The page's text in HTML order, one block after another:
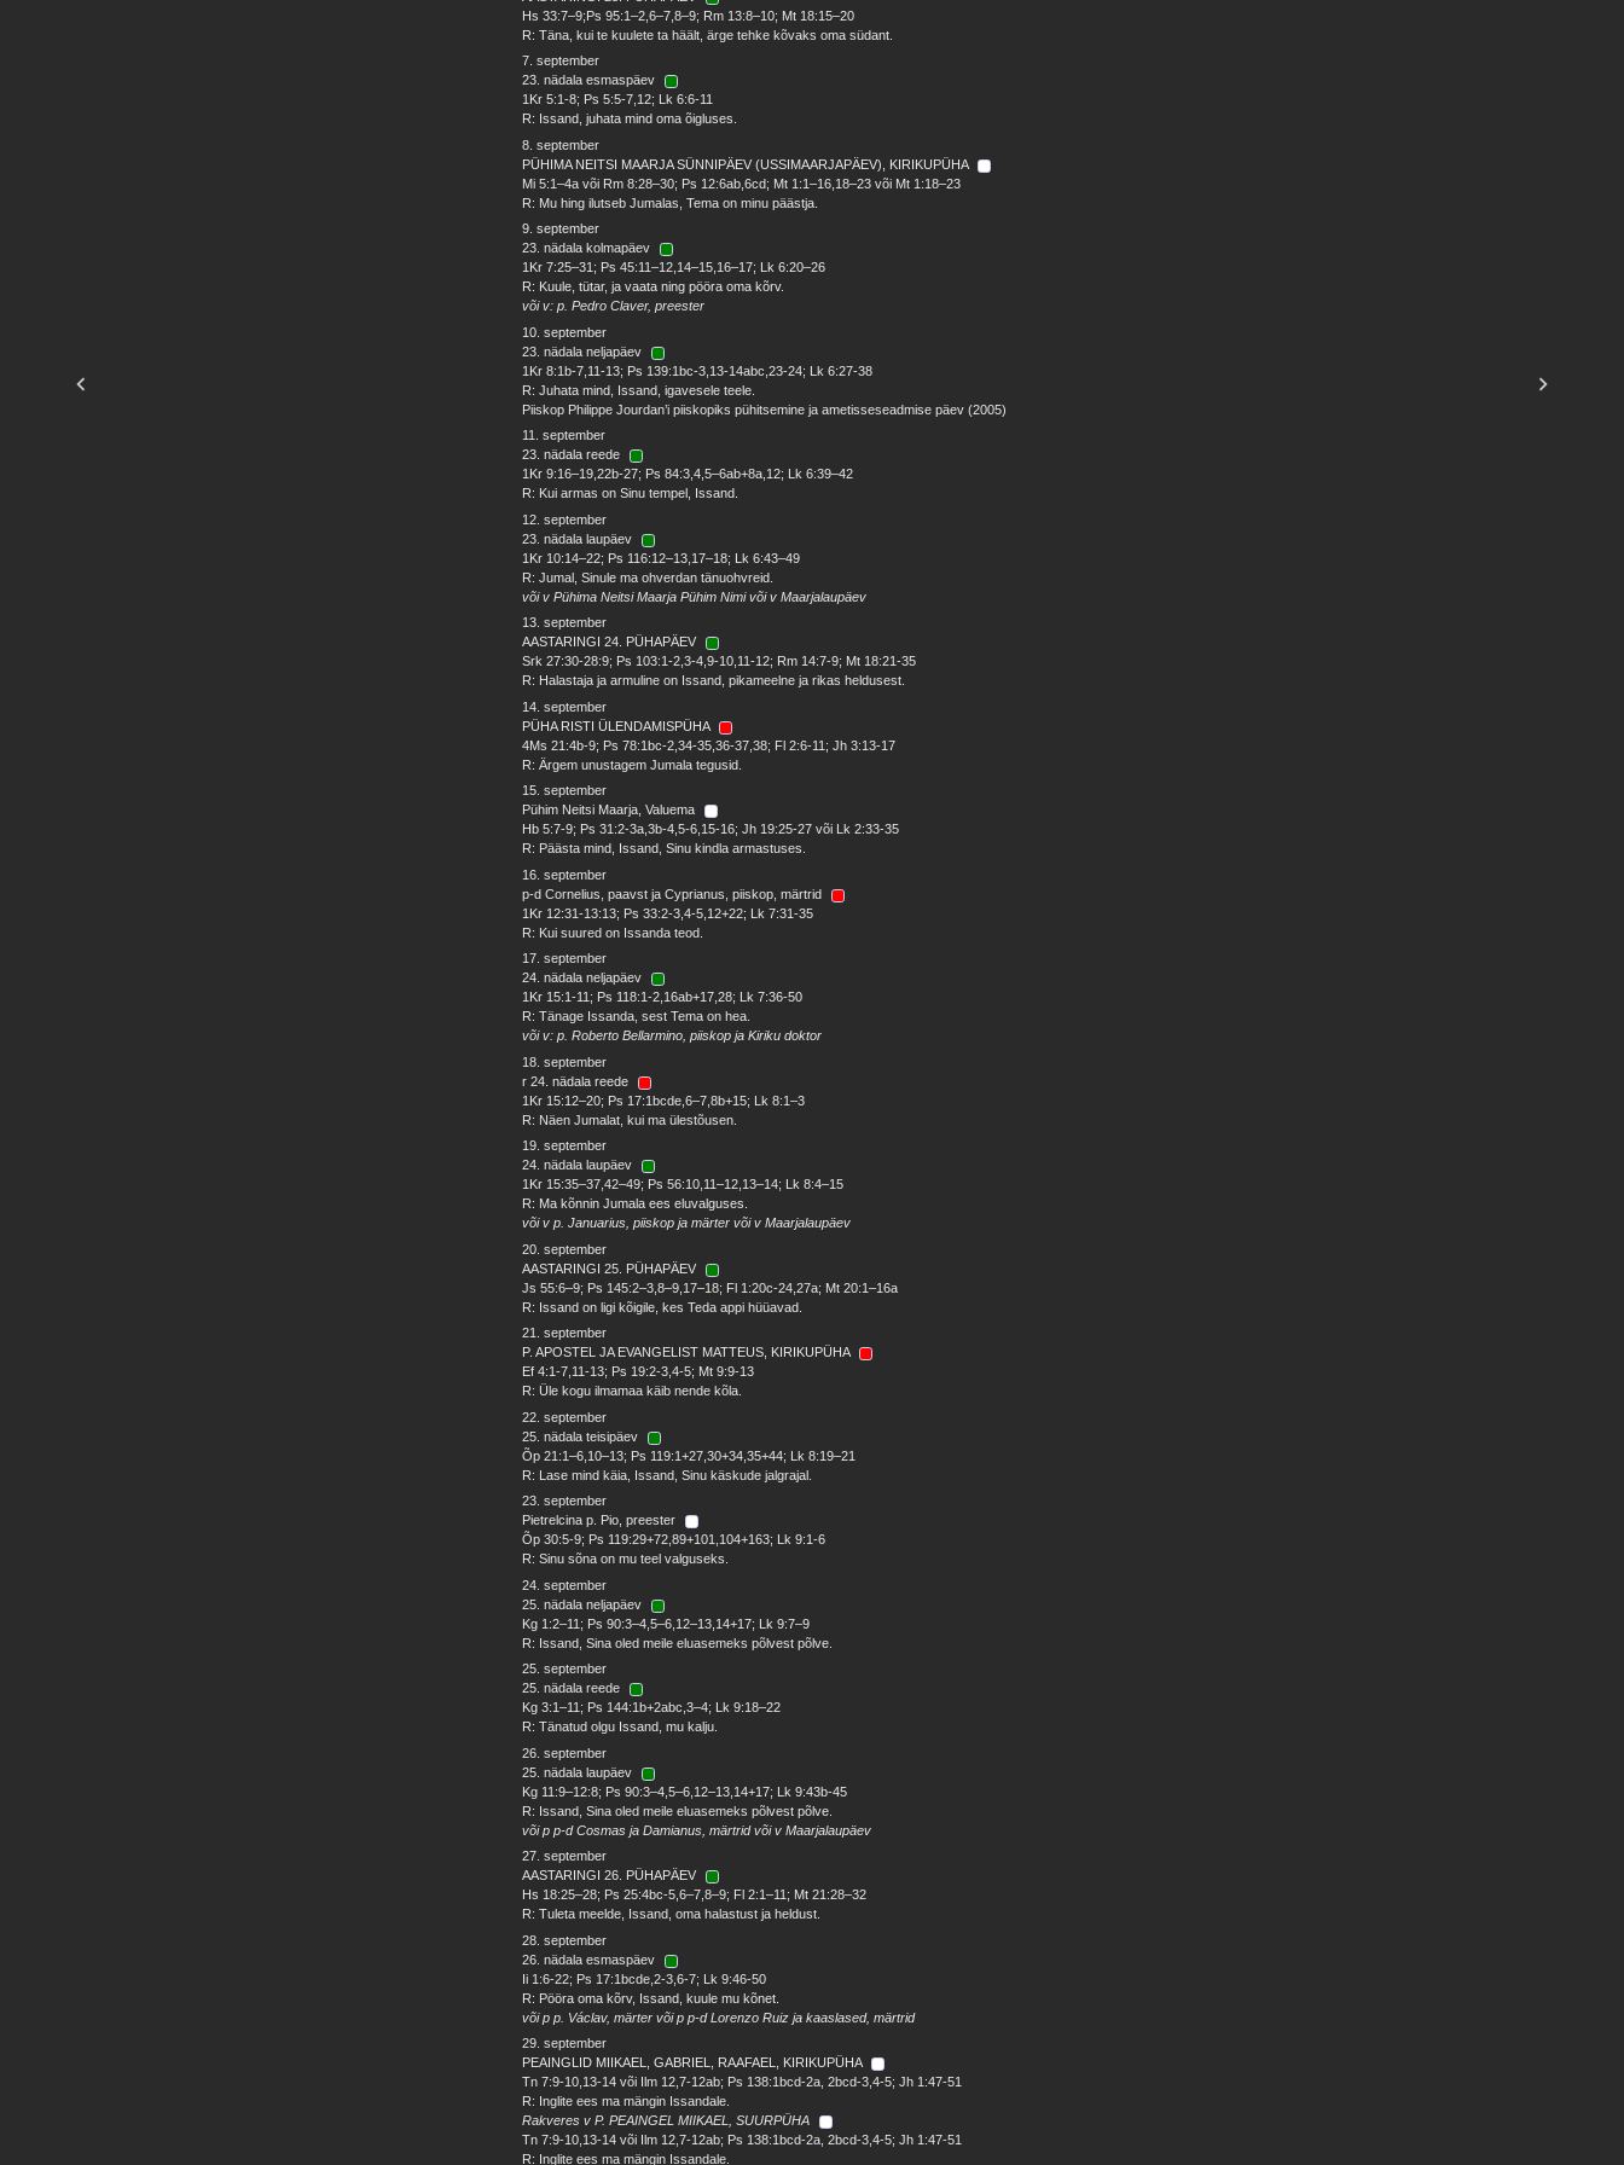
Hs 33:7–9;Ps 95:1–2,6–7,8–9; Rm 13:8–10; Mt 18:15–20
R: Täna, kui te kuulete ta häält, ärge tehke kõvaks oma südant.
7. september
23. nädala esmaspäev
1Kr 5:1-8; Ps 5:5-7,12; Lk 6:6-11
R: Issand, juhata mind oma õigluses.
8. september
PÜHIMA NEITSI MAARJA SÜNNIPÄEV (USSIMAARJAPÄEV), KIRIKUPÜHA
Mi 5:1–4a või Rm 8:28–30; Ps 12:6ab,6cd; Mt 1:1–16,18–23 või Mt 1:18–23
R: Mu hing ilutseb Jumalas, Tema on minu päästja.
9. september
23. nädala kolmapäev
1Kr 7:25–31; Ps 45:11–12,14–15,16–17; Lk 6:20–26
R: Kuule, tütar, ja vaata ning pööra oma kõrv.
või v: p. Pedro Claver, preester
10. september
23. nädala neljapäev
1Kr 8:1b-7,11-13; Ps 139:1bc-3,13-14abc,23-24; Lk 6:27-38
R: Juhata mind, Issand, igavesele teele.
Piiskop Philippe Jourdan’i piiskopiks pühitsemine ja ametisseseadmise päev (2005)
11. september
23. nädala reede
1Kr 9:16–19,22b-27; Ps 84:3,4,5–6ab+8a,12; Lk 6:39–42
R: Kui armas on Sinu tempel, Issand.
12. september
23. nädala laupäev
1Kr 10:14–22; Ps 116:12–13,17–18; Lk 6:43–49
R: Jumal, Sinule ma ohverdan tänuohvreid.
või v Pühima Neitsi Maarja Pühim Nimi või v Maarjalaupäev
13. september
AASTARINGI 24. PÜHAPÄEV
Srk 27:30-28:9; Ps 103:1-2,3-4,9-10,11-12; Rm 14:7-9; Mt 18:21-35
R: Halastaja ja armuline on Issand, pikameelne ja rikas heldusest.
14. september
PÜHA RISTI ÜLENDAMISPÜHA
4Ms 21:4b-9; Ps 78:1bc-2,34-35,36-37,38; Fl 2:6-11; Jh 3:13-17
R: Ärgem unustagem Jumala tegusid.
15. september
Pühim Neitsi Maarja, Valuema
Hb 5:7-9; Ps 31:2-3a,3b-4,5-6,15-16; Jh 19:25-27 või Lk 2:33-35
R: Päästa mind, Issand, Sinu kindla armastuses.
16. september
p-d Cornelius, paavst ja Cyprianus, piiskop, märtrid
1Kr 12:31-13:13; Ps 33:2-3,4-5,12+22; Lk 7:31-35
R: Kui suured on Issanda teod.
17. september
24. nädala neljapäev
1Kr 15:1-11; Ps 118:1-2,16ab+17,28; Lk 7:36-50
R: Tänage Issanda, sest Tema on hea.
või v: p. Roberto Bellarmino, piiskop ja Kiriku doktor
18. september
r 24. nädala reede
1Kr 15:12–20; Ps 17:1bcde,6–7,8b+15; Lk 8:1–3
R: Näen Jumalat, kui ma ülestõusen.
19. september
24. nädala laupäev
1Kr 15:35–37,42–49; Ps 56:10,11–12,13–14; Lk 8:4–15
R: Ma kõnnin Jumala ees eluvalguses.
või v p. Januarius, piiskop ja märter või v Maarjalaupäev
20. september
AASTARINGI 25. PÜHAPÄEV
Js 55:6–9; Ps 145:2–3,8–9,17–18; Fl 1:20c-24,27a; Mt 20:1–16a
R: Issand on ligi kõigile, kes Teda appi hüüavad.
21. september
P. APOSTEL JA EVANGELIST MATTEUS, KIRIKUPÜHA
Ef 4:1-7,11-13; Ps 19:2-3,4-5; Mt 9:9-13
R: Üle kogu ilmamaa käib nende kõla.
22. september
25. nädala teisipäev
Õp 21:1–6,10–13; Ps 119:1+27,30+34,35+44; Lk 8:19–21
R: Lase mind käia, Issand, Sinu käskude jalgrajal.
23. september
Pietrelcina p. Pio, preester
Õp 30:5-9; Ps 119:29+72,89+101,104+163; Lk 9:1-6
R: Sinu sõna on mu teel valguseks.
24. september
25. nädala neljapäev
Kg 1:2–11; Ps 90:3–4,5–6,12–13,14+17; Lk 9:7–9
R: Issand, Sina oled meile eluasemeks põlvest põlve.
25. september
25. nädala reede
Kg 3:1–11; Ps 144:1b+2abc,3–4; Lk 9:18–22
R: Tänatud olgu Issand, mu kalju.
26. september
25. nädala laupäev
Kg 11:9–12:8; Ps 90:3–4,5–6,12–13,14+17; Lk 9:43b-45
R: Issand, Sina oled meile eluasemeks põlvest põlve.
või p p-d Cosmas ja Damianus, märtrid või v Maarjalaupäev
27. september
AASTARINGI 26. PÜHAPÄEV
Hs 18:25–28; Ps 25:4bc-5,6–7,8–9; Fl 2:1–11; Mt 21:28–32
R: Tuleta meelde, Issand, oma halastust ja heldust.
28. september
26. nädala esmaspäev
Ii 1:6-22; Ps 17:1bcde,2-3,6-7; Lk 9:46-50
R: Pööra oma kõrv, Issand, kuule mu kõnet.
või p p. Václav, märter või p p-d Lorenzo Ruiz ja kaaslased, märtrid
29. september
PEAINGLID MIIKAEL, GABRIEL, RAAFAEL, KIRIKUPÜHA
Tn 7:9-10,13-14 või Ilm 12,7-12ab; Ps 138:1bcd-2a, 2bcd-3,4-5; Jh 1:47-51
R: Inglite ees ma mängin Issandale.
Rakveres v P. PEAINGEL MIIKAEL, SUURPÜHA
Tn 7:9-10,13-14 või Ilm 12,7-12ab; Ps 138:1bcd-2a, 2bcd-3,4-5; Jh 1:47-51
R: Inglite ees ma mängin Issandale.